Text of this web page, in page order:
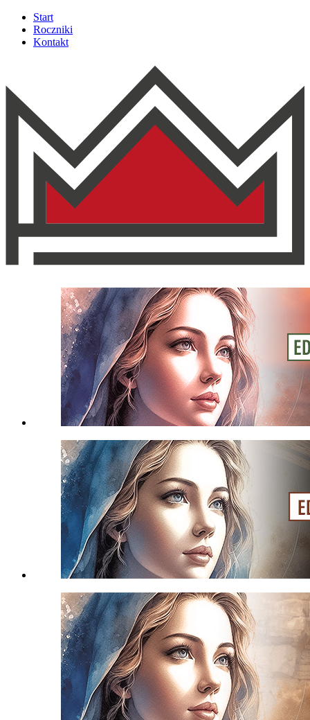
Start
Roczniki
Kontakt